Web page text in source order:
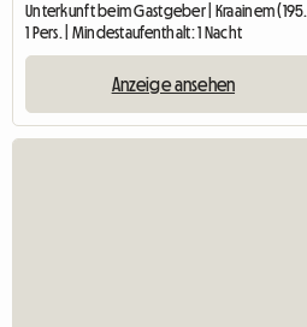
1 Pers. | Mindestaufenthalt: 1 Nacht
Anzeige ansehen